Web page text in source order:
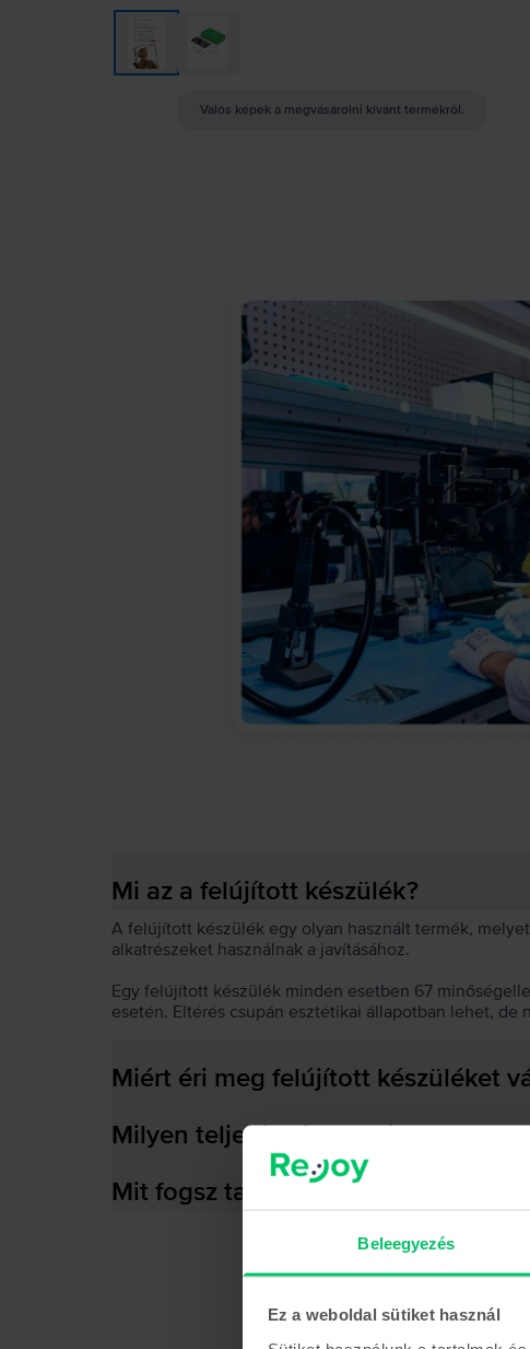
Beleegyezés
Ez a weboldal sütiket használ
Valós képek a megvásárolni kívánt termékről.
Mi az a felújított készülék?
A felújított készülék egy olyan használt termék,
alkatrészeket használnak a javításához.
Egy felújított készülék minden esetben 67
esetén. Eltérés csupán esztétikai állapotban lehet,
Miért éri meg felújított készüléket
Milyen teljesítményre képes az
Mit fogsz találni a dobozban?